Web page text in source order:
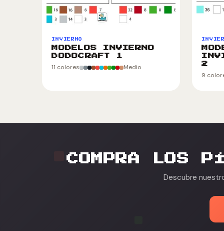
INVIERNO
MODELOS INVIERNO
DODOCRAFT 1
11 colores Medio
2
9
COMPRA LOS
Descubre